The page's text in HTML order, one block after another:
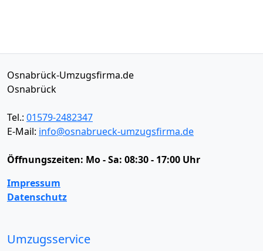
Osnabrück-Umzugsfirma.de
Osnabrück
Tel.: 01579-2482347
E-Mail: info@osnabrueck-umzugsfirma.de
Öffnungszeiten: Mo - Sa: 08:30 - 17:00 Uhr
Impressum
Datenschutz
Umzugsservice